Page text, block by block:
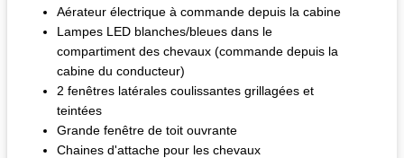
Aérateur électrique à commande depuis la cabine
Lampes LED blanches/bleues dans le
compartiment des chevaux (commande depuis la
cabine du conducteur)
2 fenêtres latérales coulissantes grillagées et
teintées
Grande fenêtre de toit ouvrante
Chaines d'attache pour les chevaux